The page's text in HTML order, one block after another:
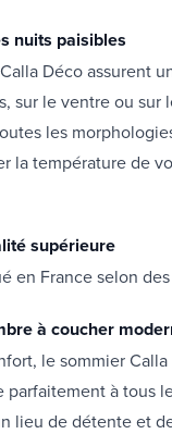
nuits paisibles
Déco assurent
sur le ventre ou sur
les
la température de
supérieure
en France selon
à coucher
le sommier
à tous
lieu de détente et